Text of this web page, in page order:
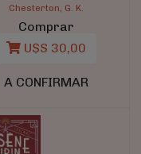
Chesterton, G. K.
Comprar
U$S 30,00
A CONFIRMAR